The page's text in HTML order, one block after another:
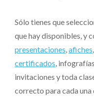
Sólo tienes que
que hay disponibles, y
presentaciones afiches
certificados , infografías,
invitaciones y toda
correcto para cada una